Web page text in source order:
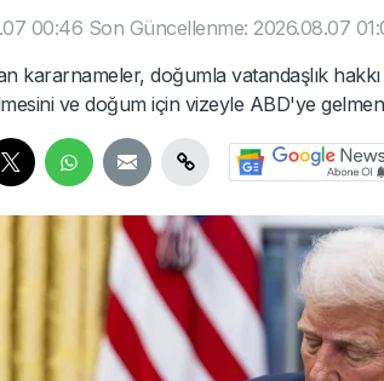
00:46 Son Güncellenme: 2026.08.07
kararnameler, doğumla vatandaşlık
ve doğum için vizeyle ABD'ye